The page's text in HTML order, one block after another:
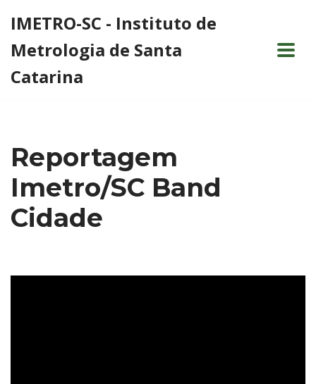
para
o
IMETRO-SC - Instituto de
Metrologia de Santa
Catarina
Reportagem
Imetro/SC Band
Cidade